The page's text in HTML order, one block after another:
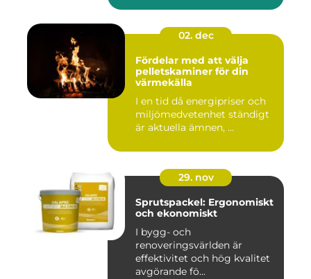
02. dec
Fördelar med att välja
pelletskaminer för din
värmekälla
I en tid då energipriser och
miljömedvetenhet ständigt
är aktuella ämnen, ...
29. nov
Sprutspackel: Ergonomiskt
och ekonomiskt
I bygg- och
renoveringsvärlden är
effektivitet och hög kvalitet
avgörande fö...